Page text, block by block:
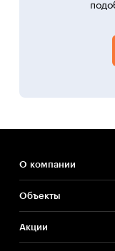
О компании
Объекты
Акции